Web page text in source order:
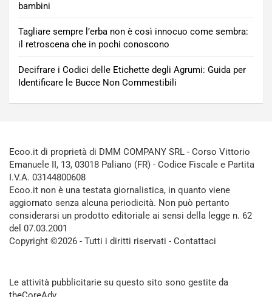
bambini
Tagliare sempre l’erba non è così innocuo come sembra:
il retroscena che in pochi conoscono
Decifrare i Codici delle Etichette degli Agrumi: Guida per
Identificare le Bucce Non Commestibili
Ecoo.it di proprietà di DMM COMPANY SRL - Corso Vittorio
Emanuele II, 13, 03018 Paliano (FR) - Codice Fiscale e Partita
I.V.A. 03144800608
Ecoo.it non è una testata giornalistica, in quanto viene
aggiornato senza alcuna periodicità. Non può pertanto
considerarsi un prodotto editoriale ai sensi della legge n. 62
del 07.03.2001
Copyright ©2026 - Tutti i diritti riservati - Contattaci
Le attività pubblicitarie su questo sito sono gestite da